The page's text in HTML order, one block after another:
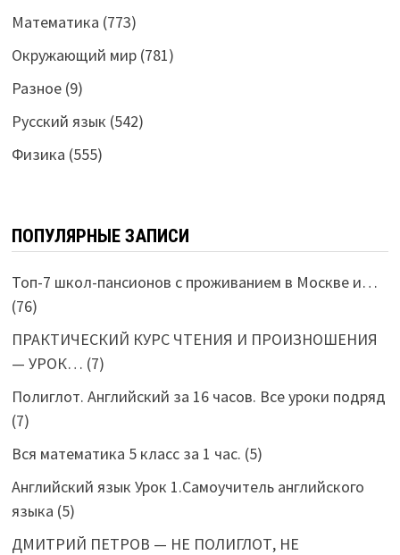
Математика (773)
Окружающий мир(781)
Разное(9)
Русский язык (542)
Физика (555)
ПОПУЛЯРНЫЕ ЗАПИСИ
Топ-7 школ-пансионов с проживанием в Москве и…
(76)
ПРАКТИЧЕСКИЙ КУРС ЧТЕНИЯ И ПРОИЗНОШЕНИЯ
— УРОК… (7)
Полиглот. Английский за 16 часов. Все уроки подряд
(7)
Вся математика 5 класс за 1 час. (5)
Английский язык Урок 1.Самоучитель английского
языка (5)
ДМИТРИЙ ПЕТРОВ — НЕ ПОЛИГЛОТ, НЕ